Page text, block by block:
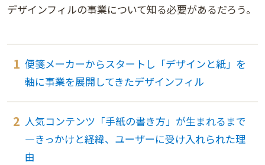
デザインフィルの事業について知る必要があるだろう。
便箋メーカーからスタートし「デザインと紙」を
軸に事業を展開してきたデザインフィル
人気コンテンツ「手紙の書き方」が生まれるまで
―きっかけと経緯、ユーザーに受け入れられた理
由